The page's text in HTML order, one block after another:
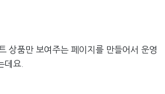
상품만 보여주는 페이지를 만들어서 운영
데요.